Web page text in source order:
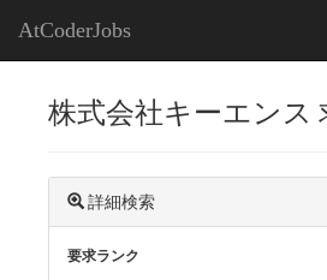
AtCoderJobs
株式会社キーエンス
詳細検索
要求ランク